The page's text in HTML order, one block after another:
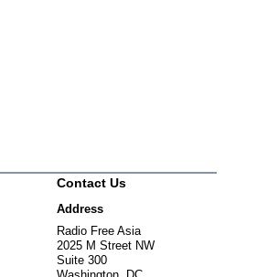
Contact Us
Address
Radio Free Asia
2025 M Street NW
Suite 300